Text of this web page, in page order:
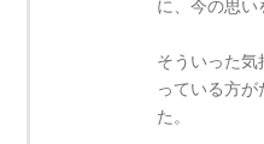
に、今の思い
そういった
っている方
た。